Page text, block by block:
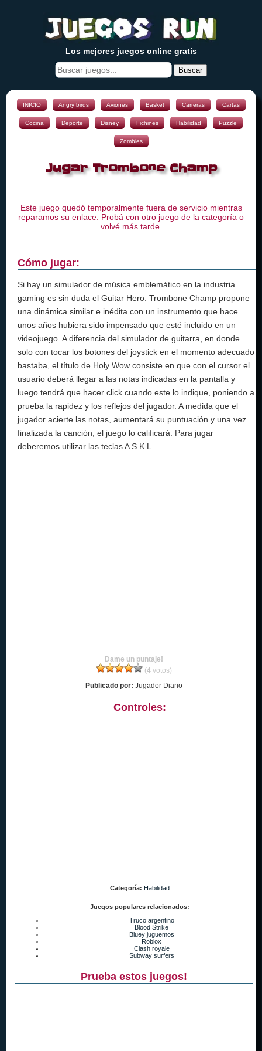
Los mejores juegos online gratis
Buscar
INICIO Angry birds Aviones Basket Carreras Cartas
Cocina Deporte Disney Fichines Habilidad Puzzle
Zombies
Jugar Trombone Champ
Este juego quedó temporalmente fuera de servicio mientras
reparamos su enlace. Probá con otro juego de la categoría o
volvé más tarde.
Cómo jugar:
Si hay un simulador de música emblemático en la industria
gaming es sin duda el Guitar Hero. Trombone Champ propone
una dinámica similar e inédita con un instrumento que hace
unos años hubiera sido impensado que esté incluido en un
videojuego. A diferencia del simulador de guitarra, en donde
solo con tocar los botones del joystick en el momento adecuado
bastaba, el título de Holy Wow consiste en que con el cursor el
usuario deberá llegar a las notas indicadas en la pantalla y
luego tendrá que hacer click cuando este lo indique, poniendo a
prueba la rapidez y los reflejos del jugador. A medida que el
jugador acierte las notas, aumentará su puntuación y una vez
finalizada la canción, el juego lo calificará. Para jugar
deberemos utilizar las teclas A S K L
Dame un puntaje!
(4 votos)
Publicado por: Jugador Diario
Controles:
Categoría: Habilidad
Juegos populares relacionados:
Truco argentino
Blood Strike
Bluey juguemos
Roblox
Clash royale
Subway surfers
Prueba estos juegos!